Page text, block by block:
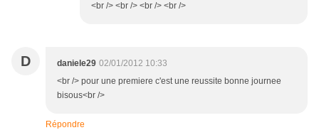
<br /> <br /> <br /> <br />
D daniele29 02/01/2012 10:33
<br /> pour une premiere c'est une reussite bonne journee
bisous<br />
Répondre